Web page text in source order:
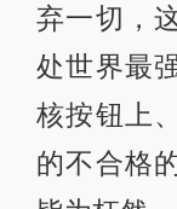
弃一切，
处世界最
核按钮上
的不合格